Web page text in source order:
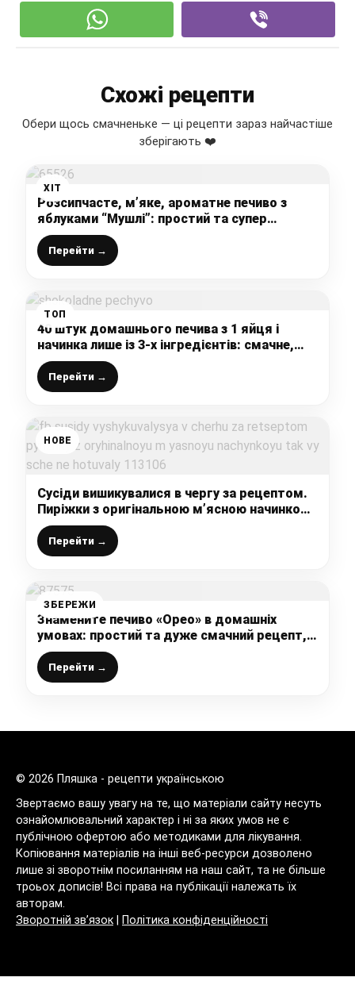
Схожі рецепти
Обери щось смачненьке — ці рецепти зараз найчастіше
зберігають ❤️
ХІТ
Розсипчасте, м’яке, ароматне печиво з
яблуками “Мушлі”: простий та супер
бюджетний рецепт, з пісочного тіста без
яєць, зберігайте, щоб не загубити
Перейти →
ТОП
40 штук домашнього печива з 1 яйця і
начинка лише із 3-х інгредієнтів: смачне,
ніжне, м’яке і ароматне, такого в магазині
не купиш
Перейти →
НОВЕ
Сусіди вишикувалися в чергу за рецептом.
Пиріжки з оригінальною м’ясною начинкою:
так ви ще не готували
Перейти →
ЗБЕРЕЖИ
Знамените печиво «Орео» в домашніх
умовах: простий та дуже смачний рецепт,
мої дітки “на 7 небі” від щастя
Перейти →
© 2026 Пляшка - рецепти українською
Звертаємо вашу увагу на те, що матеріали сайту несуть
ознайомлювальний характер і ні за яких умов не є
публічною офертою або методиками для лікування.
Копіювання матеріалів на інші веб-ресурси дозволено
лише зі зворотнім посиланням на наш сайт, та не більше
троьох дописів! Всі права на публікації належать їх
авторам.
Зворотній зв’язок
Політика конфіденційності